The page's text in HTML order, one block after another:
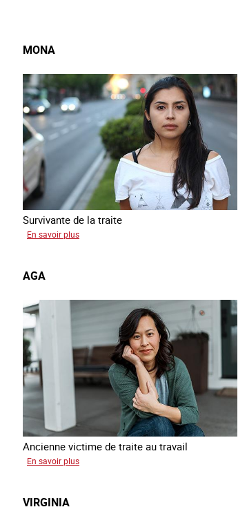
MONA
Survivante de la traite
En savoir plus
AGA
Ancienne victime de traite au travail
En savoir plus
VIRGINIA